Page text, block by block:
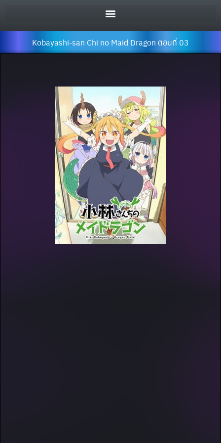
Kobayashi-san Chi no Maid Dragon ตอนที่ 03